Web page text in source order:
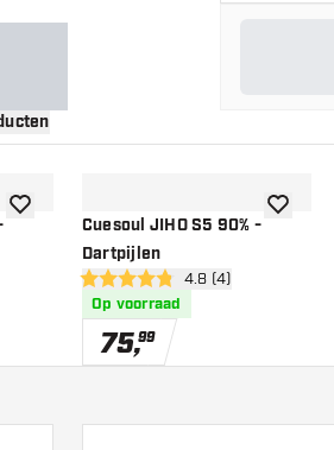
drawer
toevoegen aan verlanglijst
Cuesoul JIHO S5 90% -
Dartpijlen
open reviews drawer
4.8 score sterren4.8 (4)
Op voorraad
75,99